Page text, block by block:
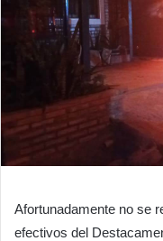
Afortunadamente no se
efectivos del